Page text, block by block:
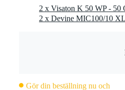
Gör din beställning nu och